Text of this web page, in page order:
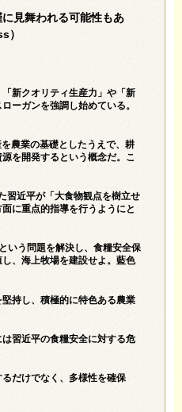
見舞われる可能性もあ
）
新クオリティ生産力」や「新
ーガンを強調し始めている。
農業の基礎としたうえで、耕
を開発するという概念だ。こ
習近平が「大食物観点を樹立せ
に重点的指導を行うようにと
いう問題を解決し、食糧安全保
、海上牧場を建設せよ。藍色
持し、積極的に特色ある農業
習近平の食糧安全に対する危
だけでなく、多様性を確保